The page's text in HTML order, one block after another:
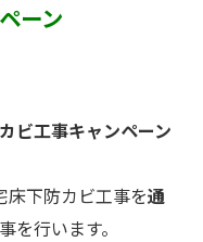
ーン
ビ工事キャンペーン
床下防カビ工事を通
を行います。